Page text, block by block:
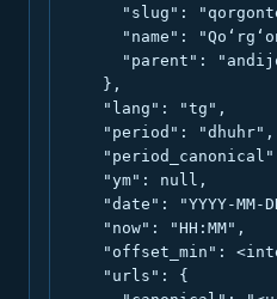
"slug":
"name":
"parent":
    },
    "lang": "tg",
    "period": "dhuhr",
    "ym": null,
"date": "YYYY-MM-
    "now": "HH:MM",
"offset_min":
    "urls": {